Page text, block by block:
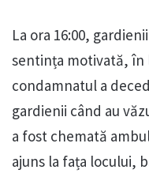
La ora 16:00,
sentința motivată, în
condamnatul a
gardienii când au
a fost chemată
ajuns la fața locului,